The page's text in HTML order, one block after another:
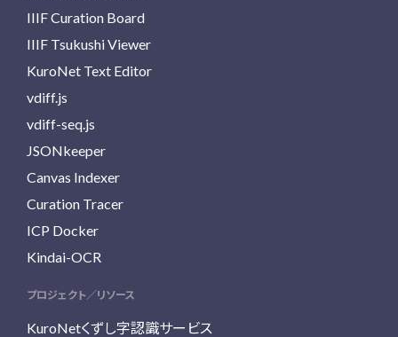
IIIF Curation Board
IIIF Tsukushi Viewer
KuroNet Text Editor
vdiff.js
vdiff-seq.js
JSONkeeper
Canvas Indexer
Curation Tracer
ICP Docker
Kindai-OCR
プロジェクト／リソース
KuroNetくずし字認識サービス